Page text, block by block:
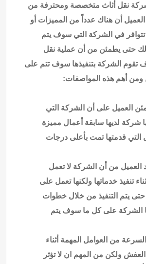
نقل أثاث متخصصة ومحترفة من
أن هناك عدداً من المميزات أو
تتوافر في الشركة التي سوف يتم
وذلك حتى يطمئن من أن عملية نقل
تقوم الشركة بتنفيذها سوف تتم على
أهم هذه المواصفات:
العميل على أن الشركة التي
شركة لديها سابقة أعمال مميزة
التي قدمتها تمت بأعلى درجات
العميل من أن الشركة لا تعمل
تنفيذ خدماتها ولكنها تعمل على
حتى يتم التنفيذ من خلال خطوات
الشركة على كل ما سوف يتم
من العوامل المهمة أثناء
ولكن من المهم ان لا تؤثر